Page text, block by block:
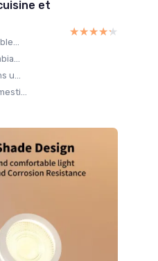
et
u...
★★★★★
★★★★★